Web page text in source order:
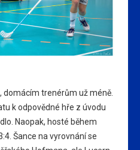
domácím trenérům už méně.
k odpovědné hře z úvodu
Naopak, hosté během
Šance na vyrovnání se